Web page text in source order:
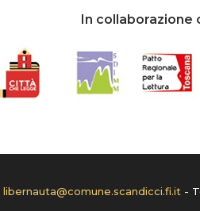
In collaborazione
libernauta@comune.scandicci.fi.it -